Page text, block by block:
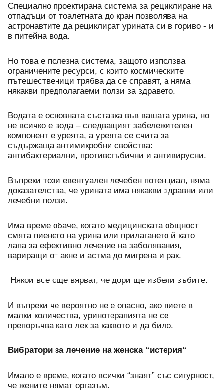
Специално проектирана система за рециклиране на
отпадъци от тоалетната до кран позволява на
астронавтите да рециклират урината си в гориво - и
в питейна вода.
Но това е полезна система, защото използва
ограничените ресурси, с които космическите
пътешественици трябва да се справят, а няма
някакви предполагаеми ползи за здравето.
Водата е основната съставка във вашата урина, но
не всичко е вода – следващият забележителен
компонент е уреята, а уреята се счита за
съдържаща антимикробни свойства:
антибактериални, противогъбични и антивирусни.
Въпреки този евентуален лечебен потенциал, няма
доказателства, че урината има някакви здравни или
лечебни ползи.
Има време обаче, когато медицинската общност
смята пиенето на урина или прилагането й като
лапа за ефективно лечение на заболявания,
вариращи от акне и астма до мигрена и рак.
Някои все още вярват, че дори ще избели зъбите.
И въпреки че вероятно не е опасно, ако пиете в
малки количества, уринотерапията не се
препоръчва като лек за каквото и да било.
Вибратори за лечение на женска “истерия“
Имало е време, когато всички “знаят” със сигурност,
че жените нямат оргазъм.